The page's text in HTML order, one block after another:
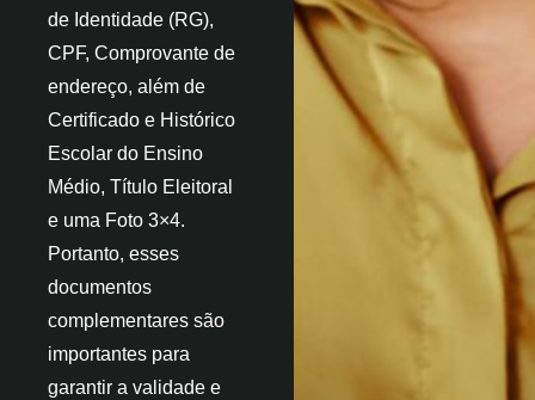
de Identidade (RG),
CPF, Comprovante de
endereço, além de
Certificado e Histórico
Escolar do Ensino
Médio, Título Eleitoral
e uma Foto 3×4.
Portanto, esses
documentos
complementares são
importantes para
garantir a validade e